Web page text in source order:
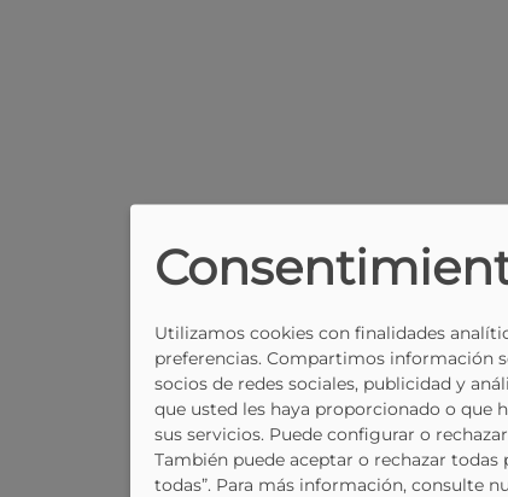
Utilizamos cookies con finalidades
preferencias. Compartimos información
socios de redes sociales, publicidad y
que usted les haya proporcionado o que
sus servicios. Puede configurar o
También puede aceptar o rechazar todas
todas”. Para más información, consulte